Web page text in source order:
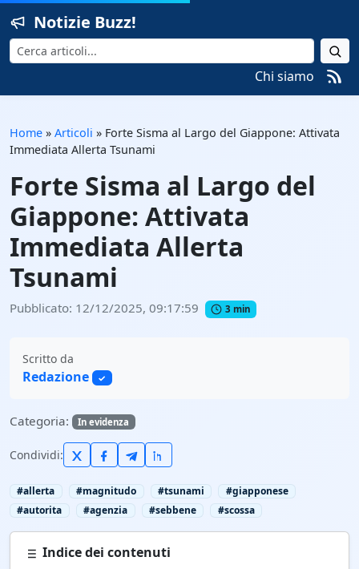
Notizie Buzz!
Cerca
Chi siamo
Home » Articoli » Forte Sisma al Largo del Giappone: Attivata
Immediata Allerta Tsunami
Forte Sisma al Largo del
Giappone: Attivata
Immediata Allerta
Tsunami
Pubblicato: 12/12/2025, 09:17:59 3 min
Scritto da
Redazione ✓
Categoria: In evidenza
Condividi:
#allerta #magnitudo #tsunami
#giapponese
#autorita
#agenzia #sebbene #scossa
Indice dei contenuti